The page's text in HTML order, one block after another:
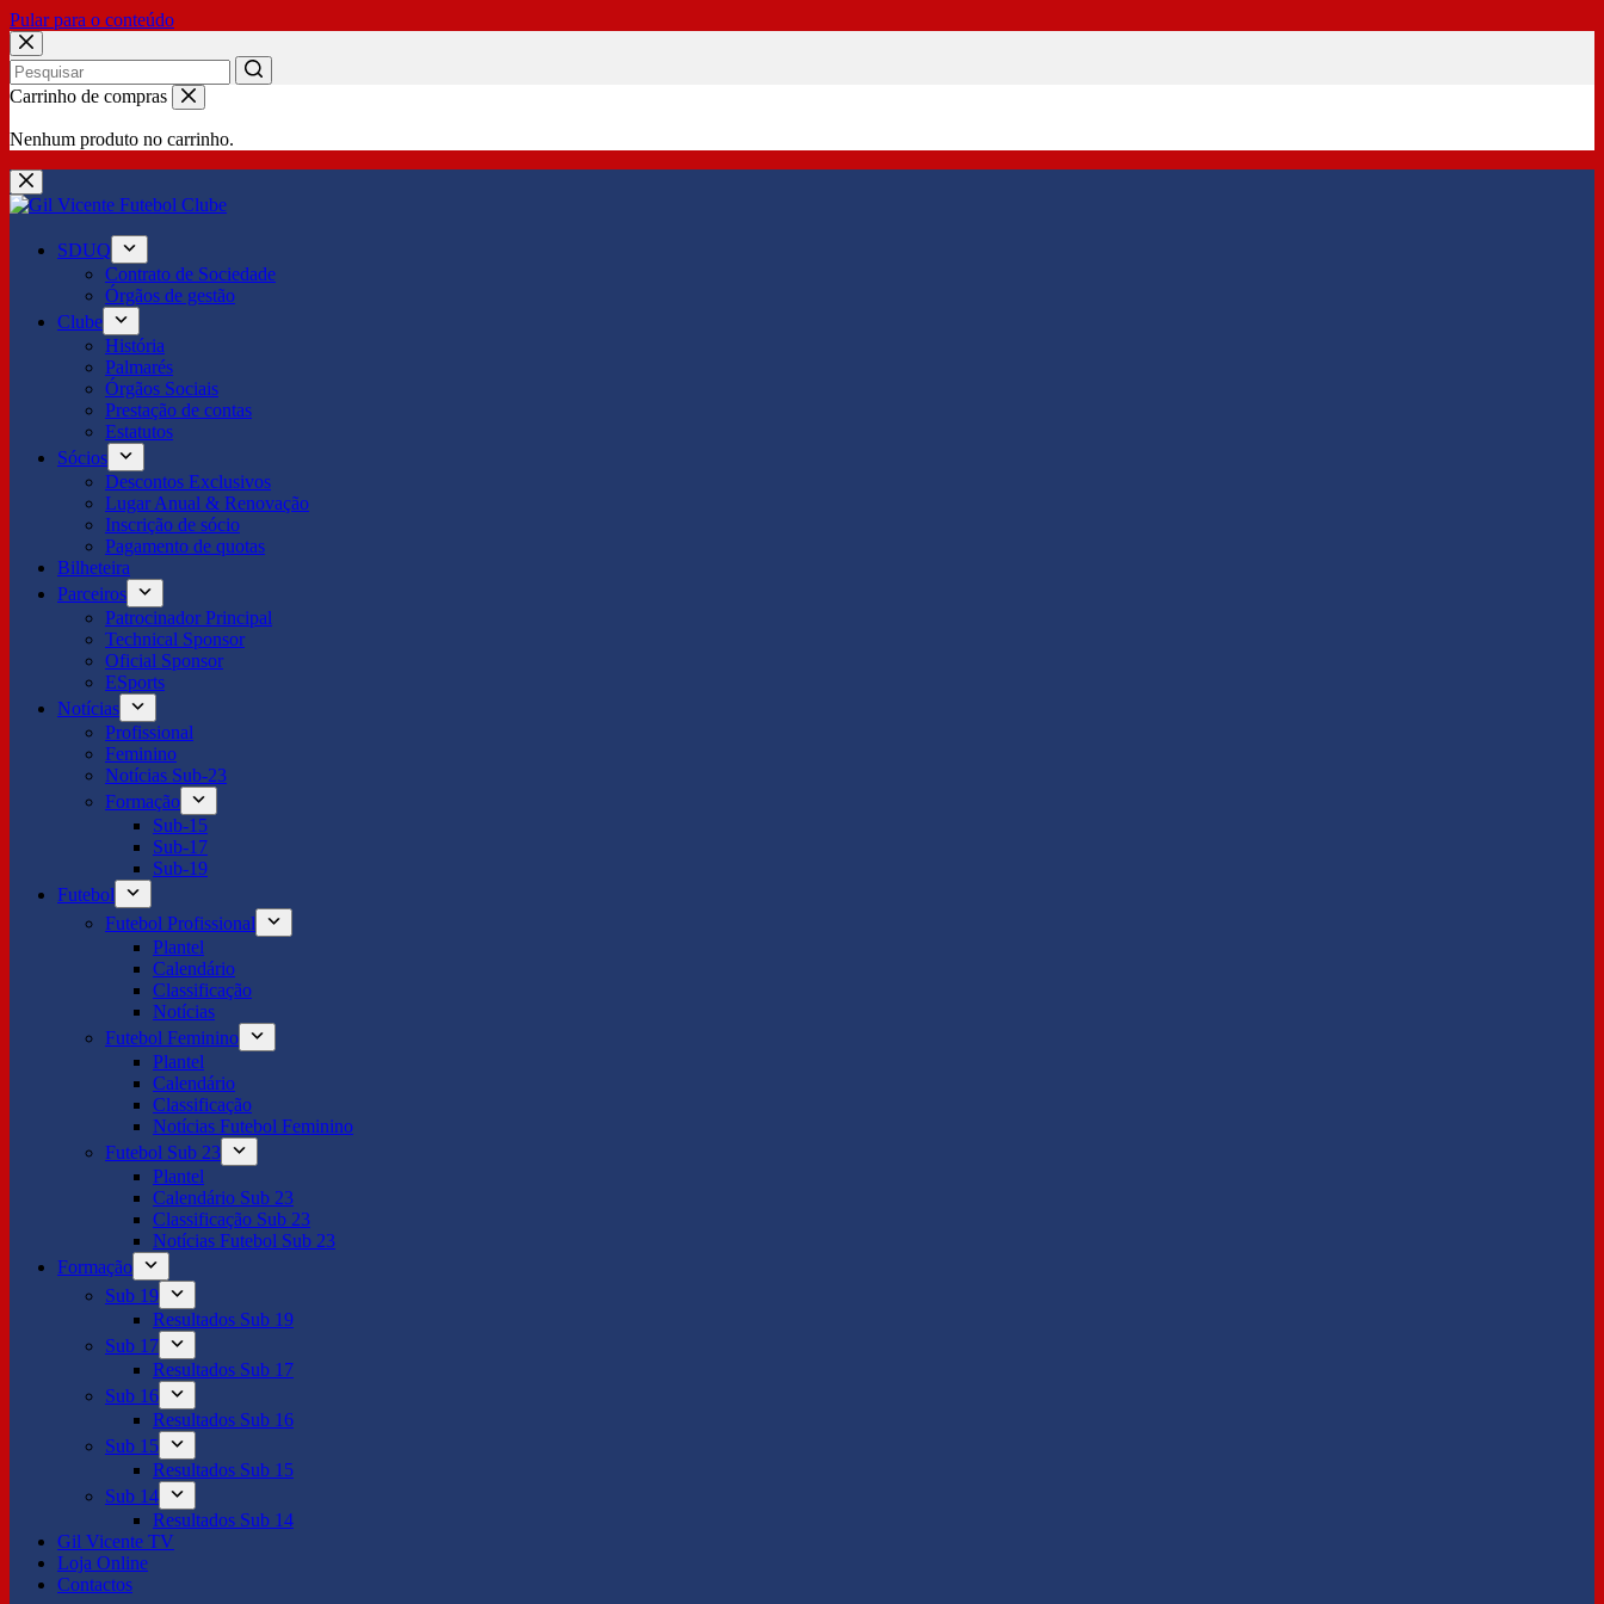
Pular para o conteúdo
No
Carrinho de compras
Nenhum produto no carrinho.
SDUQ
Contrato de Sociedade
Órgãos de gestão
Clube
História
Palmarés
Órgãos Sociais
Prestação de contas
Estatutos
Sócios
Descontos Exclusivos
Lugar Anual & Renovação
Inscrição de sócio
Pagamento de quotas
Bilheteira
Parceiros
Patrocinador Principal
Technical Sponsor
Oficial Sponsor
ESports
Notícias
Profissional
Feminino
Notícias Sub-23
Formação
Sub-15
Sub-17
Sub-19
Futebol
Futebol Profissional
Plantel
Calendário
Classificação
Notícias
Futebol Feminino
Plantel
Calendário
Classificação
Notícias Futebol Feminino
Futebol Sub 23
Plantel
Calendário Sub 23
Classificação Sub 23
Notícias Futebol Sub 23
Formação
Sub 19
Resultados Sub 19
Sub 17
Resultados Sub 17
Sub 16
Resultados Sub 16
Sub 15
Resultados Sub 15
Sub 14
Resultados Sub 14
Gil Vicente TV
Loja Online
Contactos